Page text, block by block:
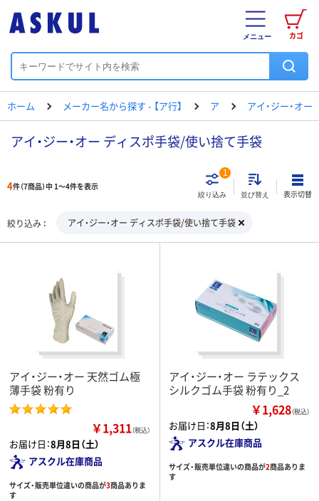
カゴ
メニュー
ホーム メーカー名から探す - 【ア行】 ア アイ・ジー・オー
アイ・ジー・オー ディスポ手袋/使い捨て手袋
4件（7商品）中 1～4件を表示
絞り込み
1
並び替え 表示切替
絞り込み アイ・ジー・オー ディスポ手袋/使い捨て手袋
アイ・ジー・オー 天然ゴム極
薄手袋 粉有り
￥1,311（税込）
お届け日：8月8日（土）
アスクル在庫商品
サイズ・販売単位違いの商品が3商品ありま
す
アイ・ジー・オー ラテックス
シルクゴム手袋 粉有り_2
￥1,628（税込）
お届け日：8月8日（土）
アスクル在庫商品
サイズ・販売単位違いの商品が2商品ありま
す